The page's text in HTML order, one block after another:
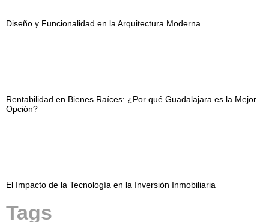
Diseño y Funcionalidad en la Arquitectura Moderna
Rentabilidad en Bienes Raíces: ¿Por qué Guadalajara es la Mejor
Opción?
El Impacto de la Tecnología en la Inversión Inmobiliaria
Tags